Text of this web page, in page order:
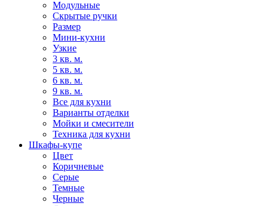
Модульные
Скрытые ручки
Размер
Мини-кухни
Узкие
3 кв. м.
5 кв. м.
6 кв. м.
9 кв. м.
Все для кухни
Варианты отделки
Мойки и смесители
Техника для кухни
Шкафы-купе
Цвет
Коричневые
Серые
Темные
Черные